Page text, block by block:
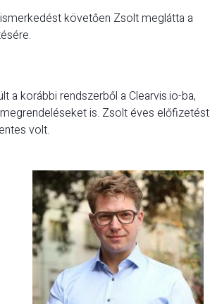
követően Zsolt meglátta a
a korábbi rendszerből a Clearvis.io-ba,
is. Zsolt éves előfizetést
volt.